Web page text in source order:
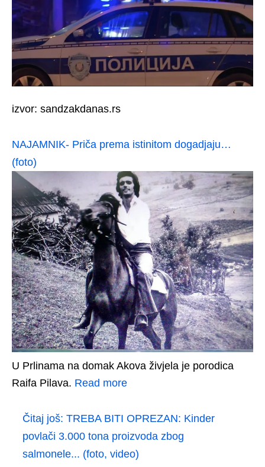
izvor: sandzakdanas.rs
NAJAMNIK- Priča prema istinitom dogadjaju…
(foto)
U Prlinama na domak Akova živjela je porodica
Raifa Pilava. Read more
Čitaj još: TREBA BITI OPREZAN: Kinder
povlači 3.000 tona proizvoda zbog
salmonele... (foto, video)